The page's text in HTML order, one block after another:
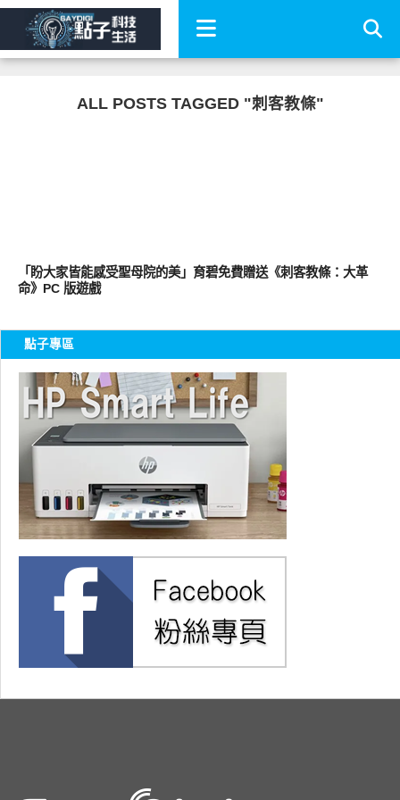
ALL POSTS TAGGED "刺客教條"
「盼大家皆能感受聖母院的美」育碧免費贈送《刺客教條：大革
命》PC 版遊戲
點子專區